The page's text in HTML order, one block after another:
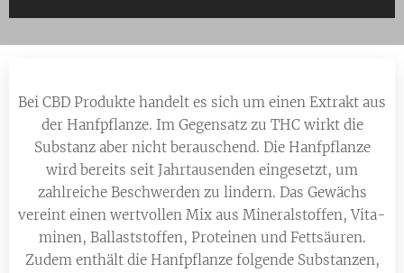
Bei CBD Produkte handelt es sich um einen Extrakt aus
der Hanfpflanze. Im Gegensatz zu THC wirkt die
Substanz aber nicht be­rau­schend. Die Hanfpflanze
wird be­reits seit Jahrtausenden eingesetzt, um
zahlreiche Beschwerden zu lin­dern. Das Gewächs
vereint einen wertvollen Mix aus Mine­ral­stof­fen, Vi­ta­
mi­nen, Bal­last­stof­fen, Proteinen und Fettsäuren.
Zudem enthält die Hanfpflanze folgende Substanzen,